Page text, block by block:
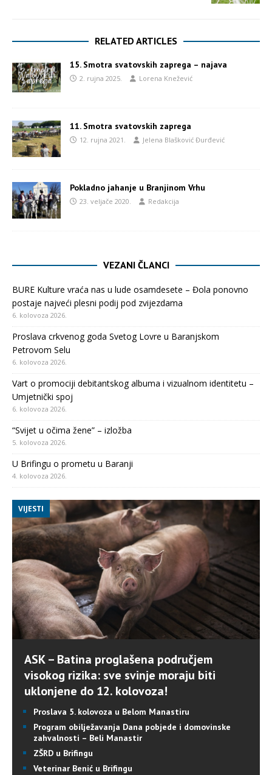
RELATED ARTICLES
15. Smotra svatovskih zaprega – najava
2. rujna 2025. Lorena Knežević
11. Smotra svatovskih zaprega
12. rujna 2021. Jelena Blašković Đurđević
Pokladno jahanje u Branjinom Vrhu
23. veljače 2020. Redakcija
VEZANI ČLANCI
BURE Kulture vraća nas u lude osamdesete – Đola ponovno
postaje najveći plesni podij pod zvijezdama
6. kolovoza 2026.
Proslava crkvenog goda Svetog Lovre u Baranjskom
Petrovom Selu
6. kolovoza 2026.
Vart o promociji debitantskog albuma i vizualnom identitetu –
Umjetnički spoj
6. kolovoza 2026.
“Svijet u očima žene” – izložba
5. kolovoza 2026.
U Brifingu o prometu u Baranji
4. kolovoza 2026.
VIJESTI
ASK – Batina proglašena područjem
visokog rizika: sve svinje moraju biti
uklonjene do 12. kolovoza!
Proslava 5. kolovoza u Belom Manastiru
Program obilježavanja Dana pobjede i domovinske
zahvalnosti – Beli Manastir
ZŠRD u Brifingu
Veterinar Benić u Brifingu